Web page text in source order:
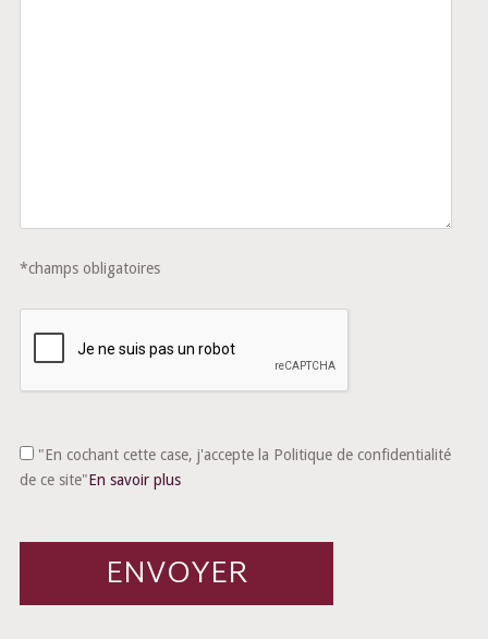
*champs obligatoires
"En cochant cette case, j'accepte la Politique de confidentialité
de ce site"En savoir plus